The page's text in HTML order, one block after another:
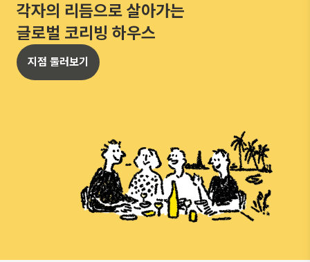
각자의 리듬으로 살아가는
글로벌 코리빙 하우스
지점 둘러보기